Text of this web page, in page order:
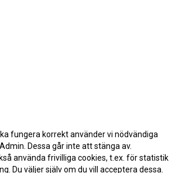
fungera korrekt använder vi nödvändiga
Dessa går inte att stänga av.
använda frivilliga cookies, t.ex. för statistik
Du väljer själv om du vill acceptera dessa.